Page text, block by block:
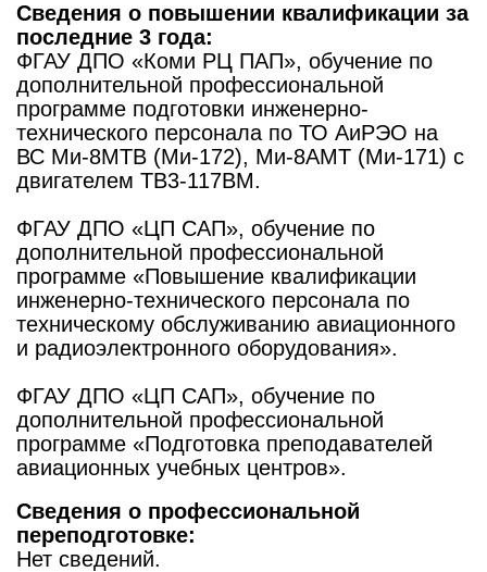
Сведения о повышении квалификации за
последние 3 года:
ФГАУ ДПО «Коми РЦ ПАП», обучение по
дополнительной профессиональной
программе подготовки инженерно-
технического персонала по ТО АиРЭО на
ВС Ми-8МТВ (Ми-172), Ми-8АМТ (Ми-171) с
двигателем ТВ3-117ВМ.
ФГАУ ДПО «ЦП САП», обучение по
дополнительной профессиональной
программе «Повышение квалификации
инженерно-технического персонала по
техническому обслуживанию авиационного
и радиоэлектронного оборудования».
ФГАУ ДПО «ЦП САП», обучение по
дополнительной профессиональной
программе «Подготовка преподавателей
авиационных учебных центров».
Сведения о профессиональной
переподготовке:
Нет сведений.